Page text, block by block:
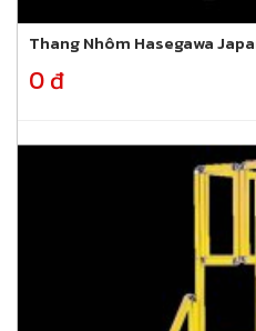
Thang Nhôm Hasegawa
0 đ